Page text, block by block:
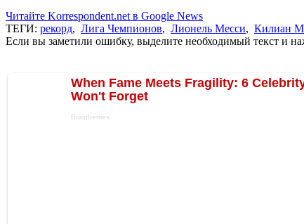
Читайте Korrespondent.net в Google News
ТЕГИ: рекорд, Лига Чемпионов, Лионель Месси, Килиан
Если вы заметили ошибку, выделите необходимый текст и